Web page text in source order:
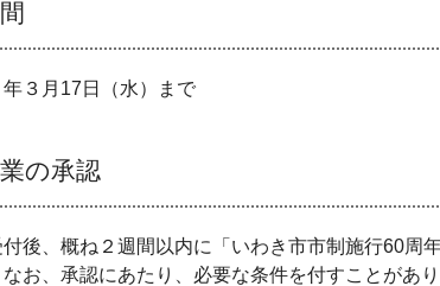
３月17日（水）まで
の承認
後、概ね２週間以内に「いわき市市制施行60周
なお、承認にあたり、必要な条件を付すことがあり